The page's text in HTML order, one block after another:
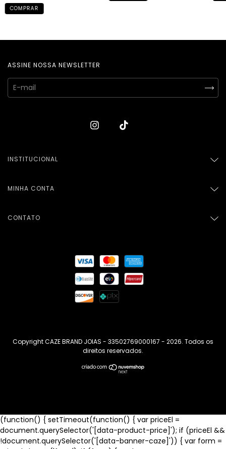
COMPRAR
ASSINE NOSSA NEWSLETTER
INSTITUCIONAL
MINHA CONTA
CONTATO
Copyright CAZE BRAND JOIAS - 33502769000167 - 2026. Todos os
direitos reservados.
(function() { setTimeout(function() { var priceEl =
document.querySelector('[data-product-price]'); if (priceEl &&
!document.querySelector('[data-banner-caze]')) { var form =